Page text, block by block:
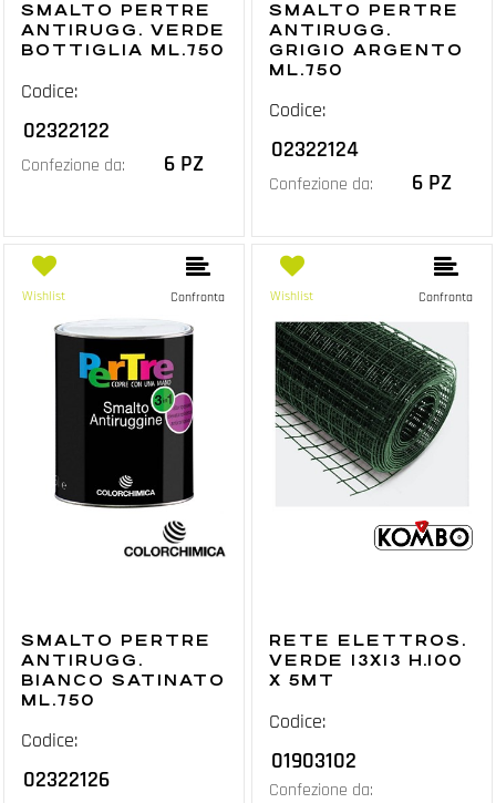
SMALTO PERTRE
ANTIRUGG. VERDE
BOTTIGLIA ML.750
Codice:
02322122
Confezione da: 6 PZ
SMALTO PERTRE
ANTIRUGG.
GRIGIO ARGENTO
ML.750
Codice:
02322124
Confezione da: 6 PZ
Wishlist Confronta
SMALTO PERTRE
ANTIRUGG.
BIANCO SATINATO
ML.750
Codice:
02322126
Wishlist Confronta
RETE ELETTROS.
VERDE 13X13 H.100
X 5MT
Codice:
01903102
Confezione da: